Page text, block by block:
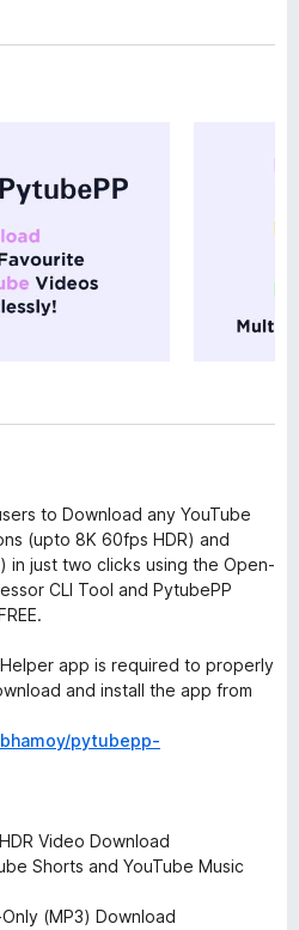
a
e
f
o
x
to Download any YouTube
(upto 8K 60fps HDR) and
in just two clicks using the Open-
CLI Tool and PytubePP
app is required to properly
and install the app from
pytubepp-
Video Download
Shorts and YouTube Music
(MP3) Download